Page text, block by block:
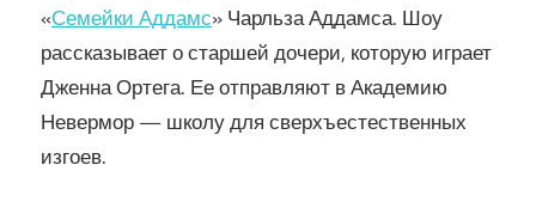
«Семейки Аддамс» Чарльза Аддамса. Шоу
рассказывает о старшей дочери, которую играет
Дженна Ортега. Ее отправляют в Академию
Невермор — школу для сверхъестественных
изгоев.